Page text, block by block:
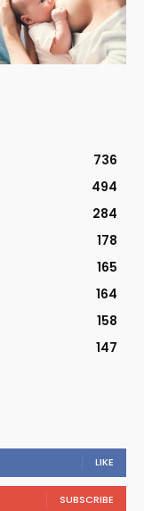
736
494
284
178
165
164
158
147
LIKE
SUBSCRIBE